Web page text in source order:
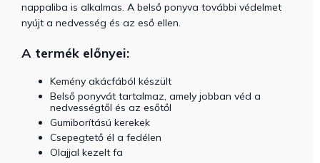
nappaliba is alkalmas. A belső ponyva további védelmet
nyújt a nedvesség és az eső ellen.
A termék előnyei:
Kemény akácfából készült
Belső ponyvát tartalmaz, amely jobban véd a
nedvességtől és az esőtől
Gumiborítású kerekek
Csepegtető él a fedélen
Olajjal kezelt fa